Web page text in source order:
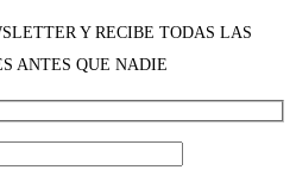
Y RECIBE TODAS LAS
ANTES QUE NADIE